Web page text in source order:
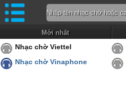
Mới nhất
Nhạc chờ Viettel
Nhạc chờ Vinaphone